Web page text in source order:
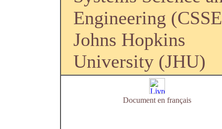
Engineering
Johns Hopkins
University (JHU)
Document en français